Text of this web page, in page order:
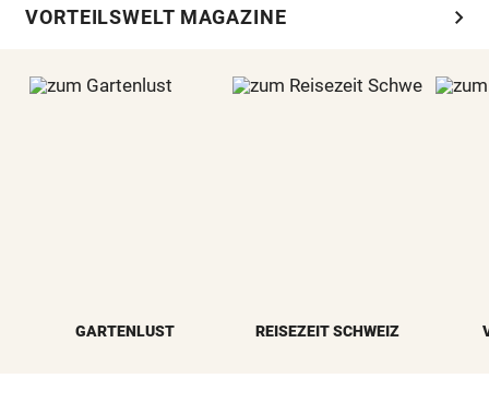
VORTEILSWELT MAGAZINE chevron_right
GARTENLUST REISEZEIT SCHWEIZ